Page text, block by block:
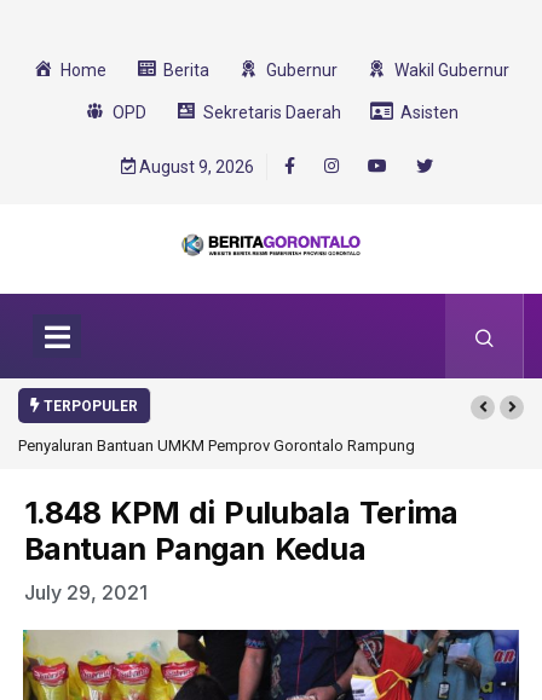
Home Berita Gubernur Wakil Gubernur
OPD Sekretaris Daerah Asisten
August 9, 2026
TERPOPULER
Penyaluran Bantuan UMKM Pemprov Gorontalo Rampung
1.848 KPM di Pulubala Terima
Bantuan Pangan Kedua
July 29, 2021